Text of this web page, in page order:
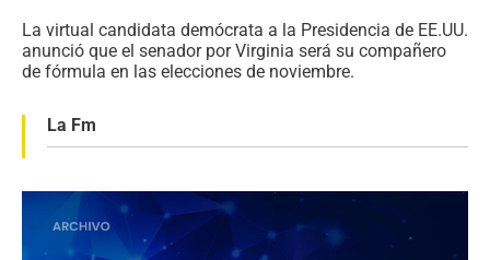
La virtual candidata demócrata a la Presidencia de EE.UU.
anunció que el senador por Virginia será su compañero
de fórmula en las elecciones de noviembre.
La Fm